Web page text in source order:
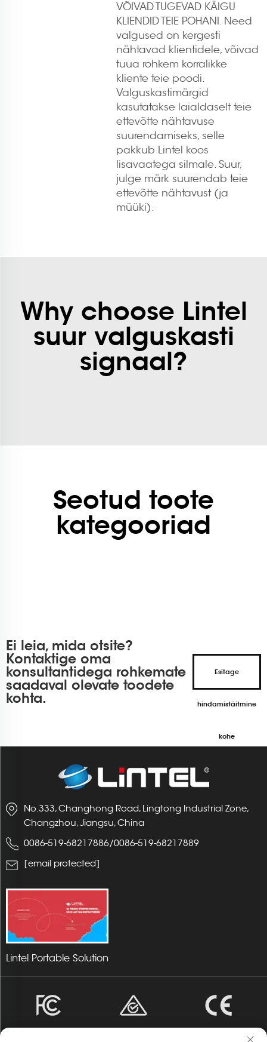
VÕIVAD TUGEVAD KÄIGU
KLIENDID TEIE POHANI. Need
valgused on kergesti
nähtavad klientidele, võivad
tuua rohkem korralikke
kliente teie poodi.
Valguskastimärgid
kasutatakse laialdaselt teie
ettevõtte nähtavuse
suurendamiseks, selle
pakkub Lintel koos
lisavaatega silmale. Suur,
julge märk suurendab teie
ettevõtte nähtavust (ja
müüki).
Why choose Lintel
suur valguskasti
signaal?
Seotud toote
kategooriad
Ei leia, mida otsite?
Kontaktige oma
konsultantidega rohkemate
saadaval olevate toodete
kohta.
Esitage
hindamistäitmine
kohe
No.333, Changhong Road, Lingtong Industrial Zone,
Changzhou, Jiangsu, China
0086-519-68217886/0086-519-68217889
[email protected]
Lintel Portable Solution